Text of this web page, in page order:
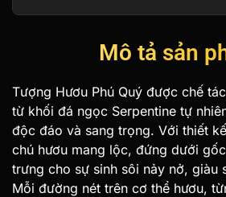
Mô tả sản
Tượng Hươu Phú Quý được chế
từ khối đá ngọc Serpentine tự
độc đáo và sang trọng. Với thiết
chú hươu mang lộc, đứng dưới
trưng cho sự sinh sôi nảy nở, giàu
Mỗi đường nét trên cơ thể hươu,